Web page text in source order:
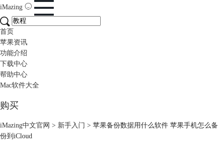
iMazing
首页
苹果资讯
功能介绍
下载中心
帮助中心
Mac软件大全
购买
iMazing中文官网 > 新手入门 > 苹果备份数据用什么软件 苹果手机怎么备
份到iCloud